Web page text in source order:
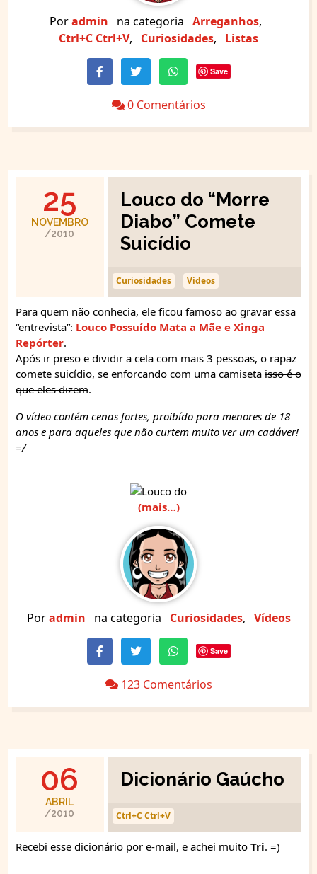
Poradmin na categoria Arreganhos,
Ctrl+C Ctrl+V, Curiosidades, Listas
Save
0 Comentários
25
NOVEMBRO
/2010
Louco do “Morre
Diabo” Comete
Suicídio
Curiosidades Vídeos
Para quem não conhecia, ele ficou famoso ao gravar essa
“entrevista”: Louco Possuído Mata a Mãe e Xinga
Repórter.
Após ir preso e dividir a cela com mais 3 pessoas, o rapaz
comete suicídio, se enforcando com uma camiseta isso é o
que eles dizem.
O vídeo contém cenas fortes, proibído para menores de 18
anos e para aqueles que não curtem muito ver um cadáver!
=/
(mais…)
Poradmin na categoria Curiosidades, Vídeos
Save
123 Comentários
06
ABRIL
/2010
Dicionário Gaúcho
Ctrl+C Ctrl+V
Recebi esse dicionário por e-mail, e achei muito Tri. =)